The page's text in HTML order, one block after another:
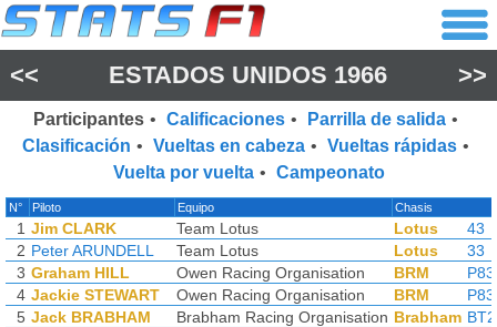
<< ESTADOS UNIDOS 1966 >>
Participantes • Calificaciones • Parrilla de salida •
Clasificación • Vueltas en cabeza • Vueltas rápidas •
Vuelta por vuelta • Campeonato
N° Piloto Equipo Chasis
1 Jim CLARK Team Lotus Lotus
43
2 Peter ARUNDELL Team Lotus Lotus
33
3 Graham HILL Owen Racing Organisation BRM
P83
4 Jackie STEWART Owen Racing Organisation BRM
P83
5 Jack BRABHAM Brabham Racing Organisation Brabham